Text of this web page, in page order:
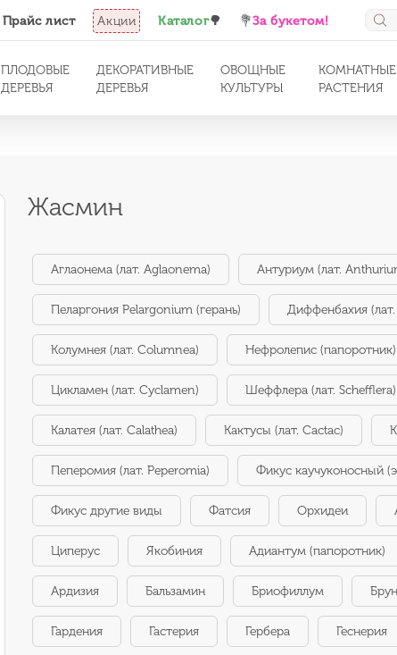
Прайс лист Акции Каталог🌳 💐За букетом!
ПЛОДОВЫЕ
ДЕРЕВЬЯ
ДЕКОРАТИВНЫЕ
ДЕРЕВЬЯ
ОВОЩНЫЕ
КУЛЬТУРЫ
КОМНАТНЫЕ
РАСТЕНИЯ
Жасмин
Аглаонема (лат. Aglaonema) Антуриум (лат.
Пеларгония Pelargonium (герань) Диффенбахия
Колумнея (лат. Columnea) Нефролепис
Цикламен (лат. Cyclamen) Шеффлера (лат. Schefflera)
Калатея (лат. Calathea) Кактусы (лат. Cactac)
Пеперомия (лат. Peperomia) Фикус каучуконосный
Фикус другие виды Фатсия Орхидеи
Циперус Якобиния Адиантум (папоротник)
Ардизия Бальзамин Бриофиллум
Гардения Гастерия Гербера Геснерия